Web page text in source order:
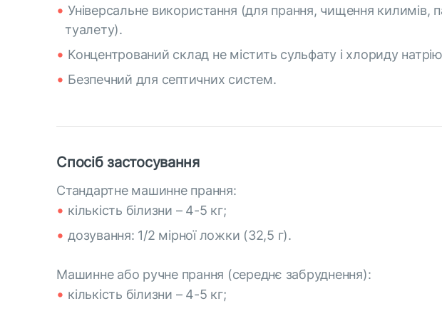
Універсальне використання (для прання, чищення килимів,
туалету).
Концентрований склад не містить сульфату і хлориду
Безпечний для септичних систем.
Спосіб застосування
Стандартне машинне прання:
кількість білизни – 4-5 кг;
дозування: 1/2 мірної ложки (32,5 г).
Машинне або ручне прання (середнє забруднення):
кількість білизни – 4-5 кг;